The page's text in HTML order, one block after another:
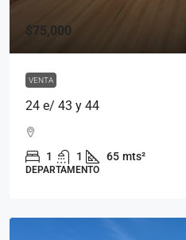
$75,000
VENTA
24 e/ 43 y 44
1 1 65 mts²
DEPARTAMENTO